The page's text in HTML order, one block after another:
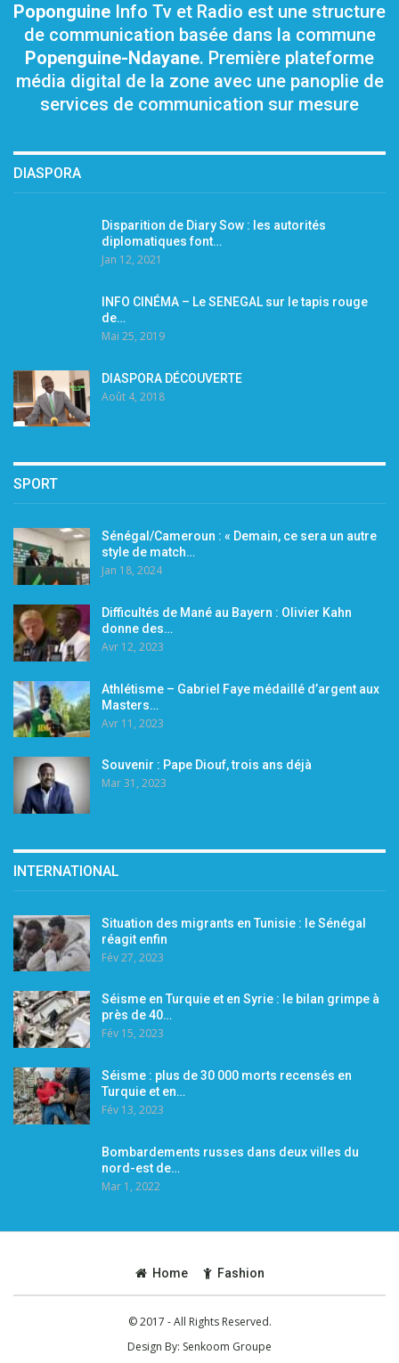
Poponguine Info Tv et Radio est une structure
de communication basée dans la commune
Popenguine-Ndayane. Première plateforme
média digital de la zone avec une panoplie de
services de communication sur mesure
DIASPORA
Disparition de Diary Sow : les autorités
diplomatiques font…
Jan 12, 2021
INFO CINÉMA – Le SENEGAL sur le tapis rouge
de…
Mai 25, 2019
DIASPORA DÉCOUVERTE
Août 4, 2018
SPORT
Sénégal/Cameroun : « Demain, ce sera un autre
style de match…
Jan 18, 2024
Difficultés de Mané au Bayern : Olivier Kahn
donne des…
Avr 12, 2023
Athlétisme – Gabriel Faye médaillé d’argent aux
Masters…
Avr 11, 2023
Souvenir : Pape Diouf, trois ans déjà
Mar 31, 2023
INTERNATIONAL
Situation des migrants en Tunisie : le Sénégal
réagit enfin
Fév 27, 2023
Séisme en Turquie et en Syrie : le bilan grimpe à
près de 40…
Fév 15, 2023
Séisme : plus de 30 000 morts recensés en
Turquie et en…
Fév 13, 2023
Bombardements russes dans deux villes du
nord-est de…
Mar 1, 2022
Home Fashion
© 2017 - All Rights Reserved.
Design By: Senkoom Groupe